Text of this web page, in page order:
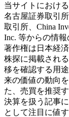
当サイトにおけ
名古屋証券取引
取引所、China
Inc. 等からの情
著作権は日本経
株探に掲載され
移を確認する用
来の価値の動向
た、売買を推奨
決算を扱う記事
として注目に値